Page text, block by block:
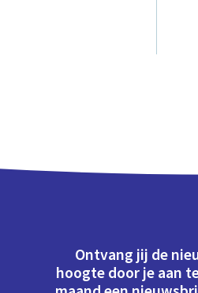
Ontvang jij de
hoogte door je aan